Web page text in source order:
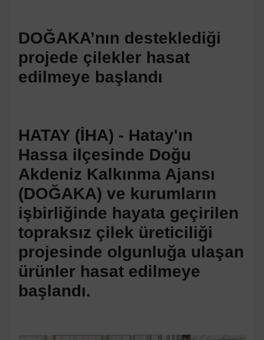
DOĞAKA’nın desteklediği
projede çilekler hasat
edilmeye başlandı
HATAY (İHA) - Hatay'ın
Hassa ilçesinde Doğu
Akdeniz Kalkınma Ajansı
(DOĞAKA) ve kurumların
işbirliğinde hayata geçirilen
topraksız çilek üreticiliği
projesinde olgunluğa ulaşan
ürünler hasat edilmeye
başlandı.